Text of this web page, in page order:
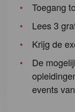
Toegang
Lees 3
Krijg de
De
events